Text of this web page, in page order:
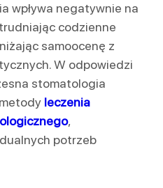
wpływa negatywnie na
codzienne
samoocenę z
W odpowiedzi
stomatologia
leczenia
,
potrzeb